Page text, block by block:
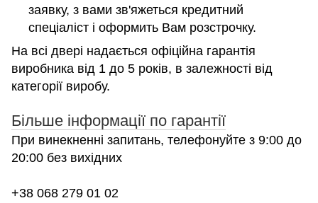
заявку, з вами зв'яжеться кредитний
спеціаліст і оформить Вам розстрочку.
На всі двері надається офіційна гарантія
виробника від 1 до 5 років, в залежності від
категорії виробу.
Більше інформації по гарантії
При винекненні запитань, телефонуйте з 9:00 до
20:00 без вихідних
+38 068 279 01 02